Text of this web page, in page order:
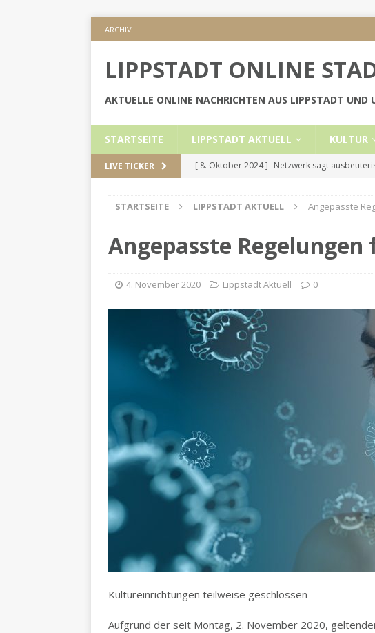
ARCHIV
LIPPSTADT ONLINE
AKTUELLE ONLINE NACHRICHTEN AUS LIPPSTADT UND
STARTSEITE LIPPSTADT AKTUELL KULTUR
LIVE TICKER [ 8. Oktober 2024 ] Netzwerk sagt
[ 5. September 2024 ]
Höhere
[ 2. September 2024 ]
Geschützt: Reden im
Internetauftritt der Stadt
LIPPSTADT AKTUELL
STARTSEITE LIPPSTADT AKTUELL Angepasste
Angepasste
4. November 2020 Lippstadt Aktuell 0
Kultureinrichtungen teilweise geschlossen
Aufgrund der seit Montag, 2. November 2020,